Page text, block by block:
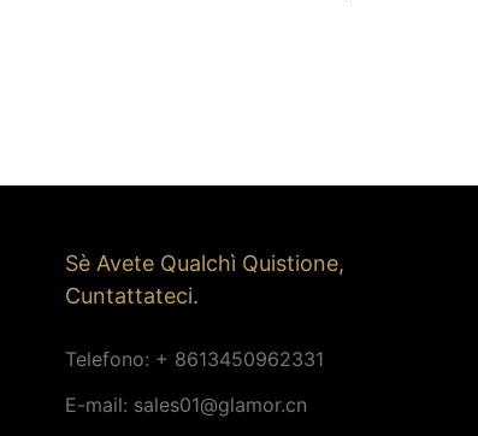
Sè Avete Qualchì Quistione,
Cuntattateci.
Telefono: + 8613450962331
E-mail: sales01@glamor.cn